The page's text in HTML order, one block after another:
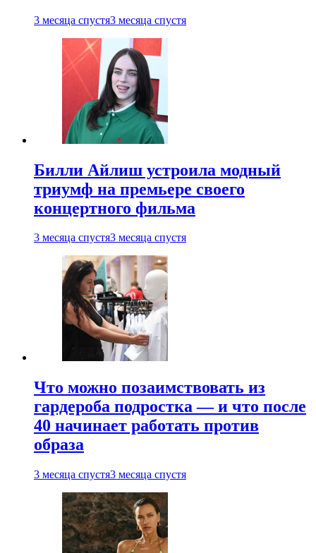
3 месяца спустя3 месяца спустя
Билли Айлиш устроила модный
триумф на премьере своего
концертного фильма
3 месяца спустя3 месяца спустя
Что можно позаимствовать из
гардероба подростка — и что после
40 начинает работать против
образа
3 месяца спустя3 месяца спустя